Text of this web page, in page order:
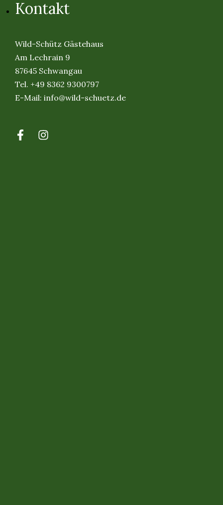
Kontakt
Wild-Schütz Gästehaus
Am Lechrain 9
87645 Schwangau
Tel. +49 8362 9300797
E-Mail: info@wild-schuetz.de